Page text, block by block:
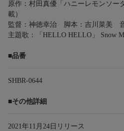
原作：村田真優「ハニーレモンソー
載）
監督：神徳幸治 脚本：吉川菜美
主題歌：「HELLO HELLO」 Snow
■品番
SHBR-0644
■その他詳細
2021年11月24日リリース